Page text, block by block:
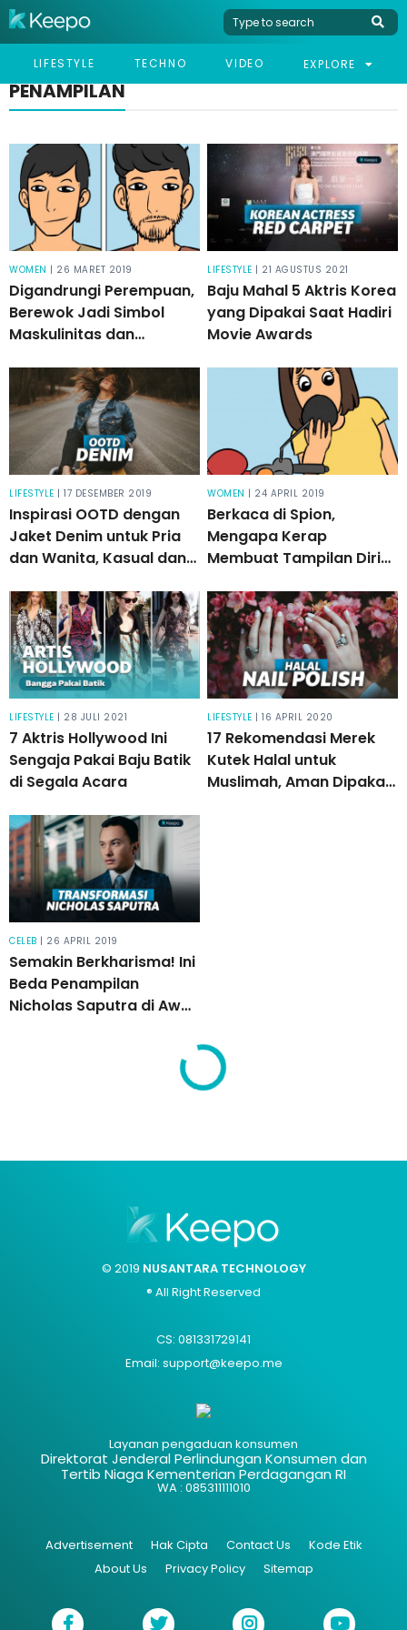
LIFESTYLE TECHNO VIDEO EXPLORE
PENAMPILAN
WOMEN | 26 MARET 2019
Digandrungi Perempuan,
Berewok Jadi Simbol
Maskulinitas dan
LIFESTYLE | 21 AGUSTUS 2021
Baju Mahal 5 Aktris Korea
yang Dipakai Saat Hadiri
Movie Awards
LIFESTYLE | 17 DESEMBER 2019
Inspirasi OOTD dengan
Jaket Denim untuk Pria
dan Wanita, Kasual dan
WOMEN | 24 APRIL 2019
Berkaca di Spion,
Mengapa Kerap
Membuat Tampilan Diri
LIFESTYLE | 28 JULI 2021
7 Aktris Hollywood Ini
Sengaja Pakai Baju Batik
di Segala Acara
LIFESTYLE | 16 APRIL 2020
17 Rekomendasi Merek
Kutek Halal untuk
Muslimah, Aman Dipakai
CELEB | 26 APRIL 2019
Semakin Berkharisma! Ini
Beda Penampilan
Nicholas Saputra di Awal
© 2019 NUSANTARA TECHNOLOGY
® All Right Reserved
CS: 081331729141
Email: support@keepo.me
Layanan pengaduan konsumen
Direktorat Jenderal Perlindungan Konsumen dan
Tertib Niaga Kementerian Perdagangan RI
WA : 085311111010
Advertisement Hak Cipta Contact Us
Kode Etik
About Us
Privacy Policy Sitemap